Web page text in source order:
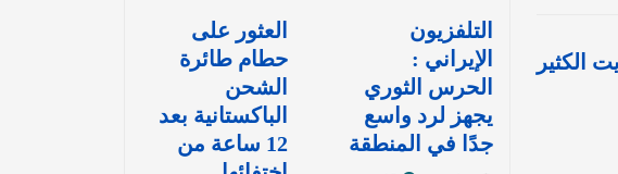
الكثير
التلفزيون
الإيراني :
الحرس الثوري
يجهز لرد واسع
جدًا في المنطقة
العثور على
حطام طائرة
الشحن
الباكستانية بعد
12 ساعة من